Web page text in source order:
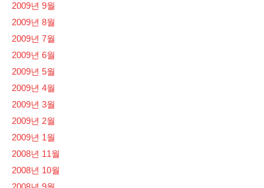
2009년 9월
2009년 8월
2009년 7월
2009년 6월
2009년 5월
2009년 4월
2009년 3월
2009년 2월
2009년 1월
2008년 11월
2008년 10월